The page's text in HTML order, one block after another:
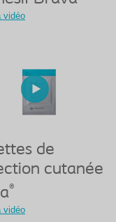
vidéo
de
cutanée
®
vidéo